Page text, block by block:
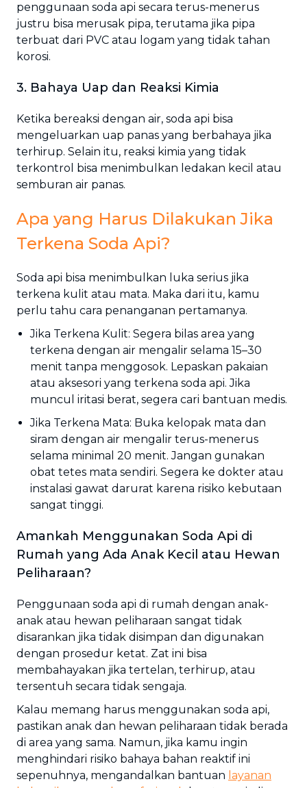
penggunaan soda api secara terus-menerus
justru bisa merusak pipa, terutama jika pipa
terbuat dari PVC atau logam yang tidak tahan
korosi.
3. Bahaya Uap dan Reaksi Kimia
Ketika bereaksi dengan air, soda api bisa
mengeluarkan uap panas yang berbahaya jika
terhirup. Selain itu, reaksi kimia yang tidak
terkontrol bisa menimbulkan ledakan kecil atau
semburan air panas.
Apa yang Harus Dilakukan Jika
Terkena Soda Api?
Soda api bisa menimbulkan luka serius jika
terkena kulit atau mata. Maka dari itu, kamu
perlu tahu cara penanganan pertamanya.
Jika Terkena Kulit: Segera bilas area yang
terkena dengan air mengalir selama 15–30
menit tanpa menggosok. Lepaskan pakaian
atau aksesori yang terkena soda api. Jika
muncul iritasi berat, segera cari bantuan medis.
Jika Terkena Mata: Buka kelopak mata dan
siram dengan air mengalir terus-menerus
selama minimal 20 menit. Jangan gunakan
obat tetes mata sendiri. Segera ke dokter atau
instalasi gawat darurat karena risiko kebutaan
sangat tinggi.
Amankah Menggunakan Soda Api di
Rumah yang Ada Anak Kecil atau Hewan
Peliharaan?
Penggunaan soda api di rumah dengan anak-
anak atau hewan peliharaan sangat tidak
disarankan jika tidak disimpan dan digunakan
dengan prosedur ketat. Zat ini bisa
membahayakan jika tertelan, terhirup, atau
tersentuh secara tidak sengaja.
Kalau memang harus menggunakan soda api,
pastikan anak dan hewan peliharaan tidak berada
di area yang sama. Namun, jika kamu ingin
menghindari risiko bahaya bahan reaktif ini
sepenuhnya, mengandalkan bantuan layanan